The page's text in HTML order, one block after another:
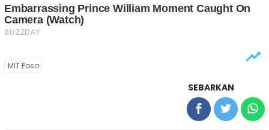
MIT Poso
SEBARKAN